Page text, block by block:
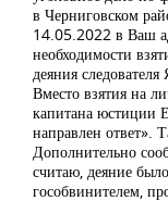
в Черниговском
14.05.2022 в Ваш
необходимости
деяния
Вместо взятия на
капитана юстиции
направлен ответ».
Дополнительно
считаю, деяние
гособвинителем,